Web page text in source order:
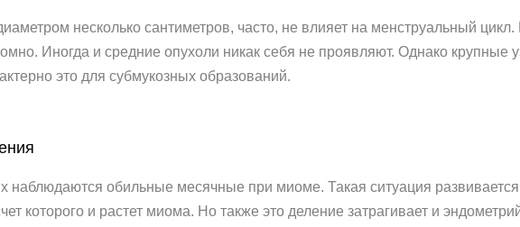
несколько сантиметров, часто, не влияет на менструальный
Иногда и средние опухоли никак себя не проявляют. Однако крупные
это для субмукозных образований.
наблюдаются обильные месячные при миоме. Такая ситуация
которого и растет миома. Но также это деление затрагивает и